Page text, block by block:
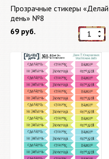
Прозрачные стикеры «Делай
день» №8
69 руб.